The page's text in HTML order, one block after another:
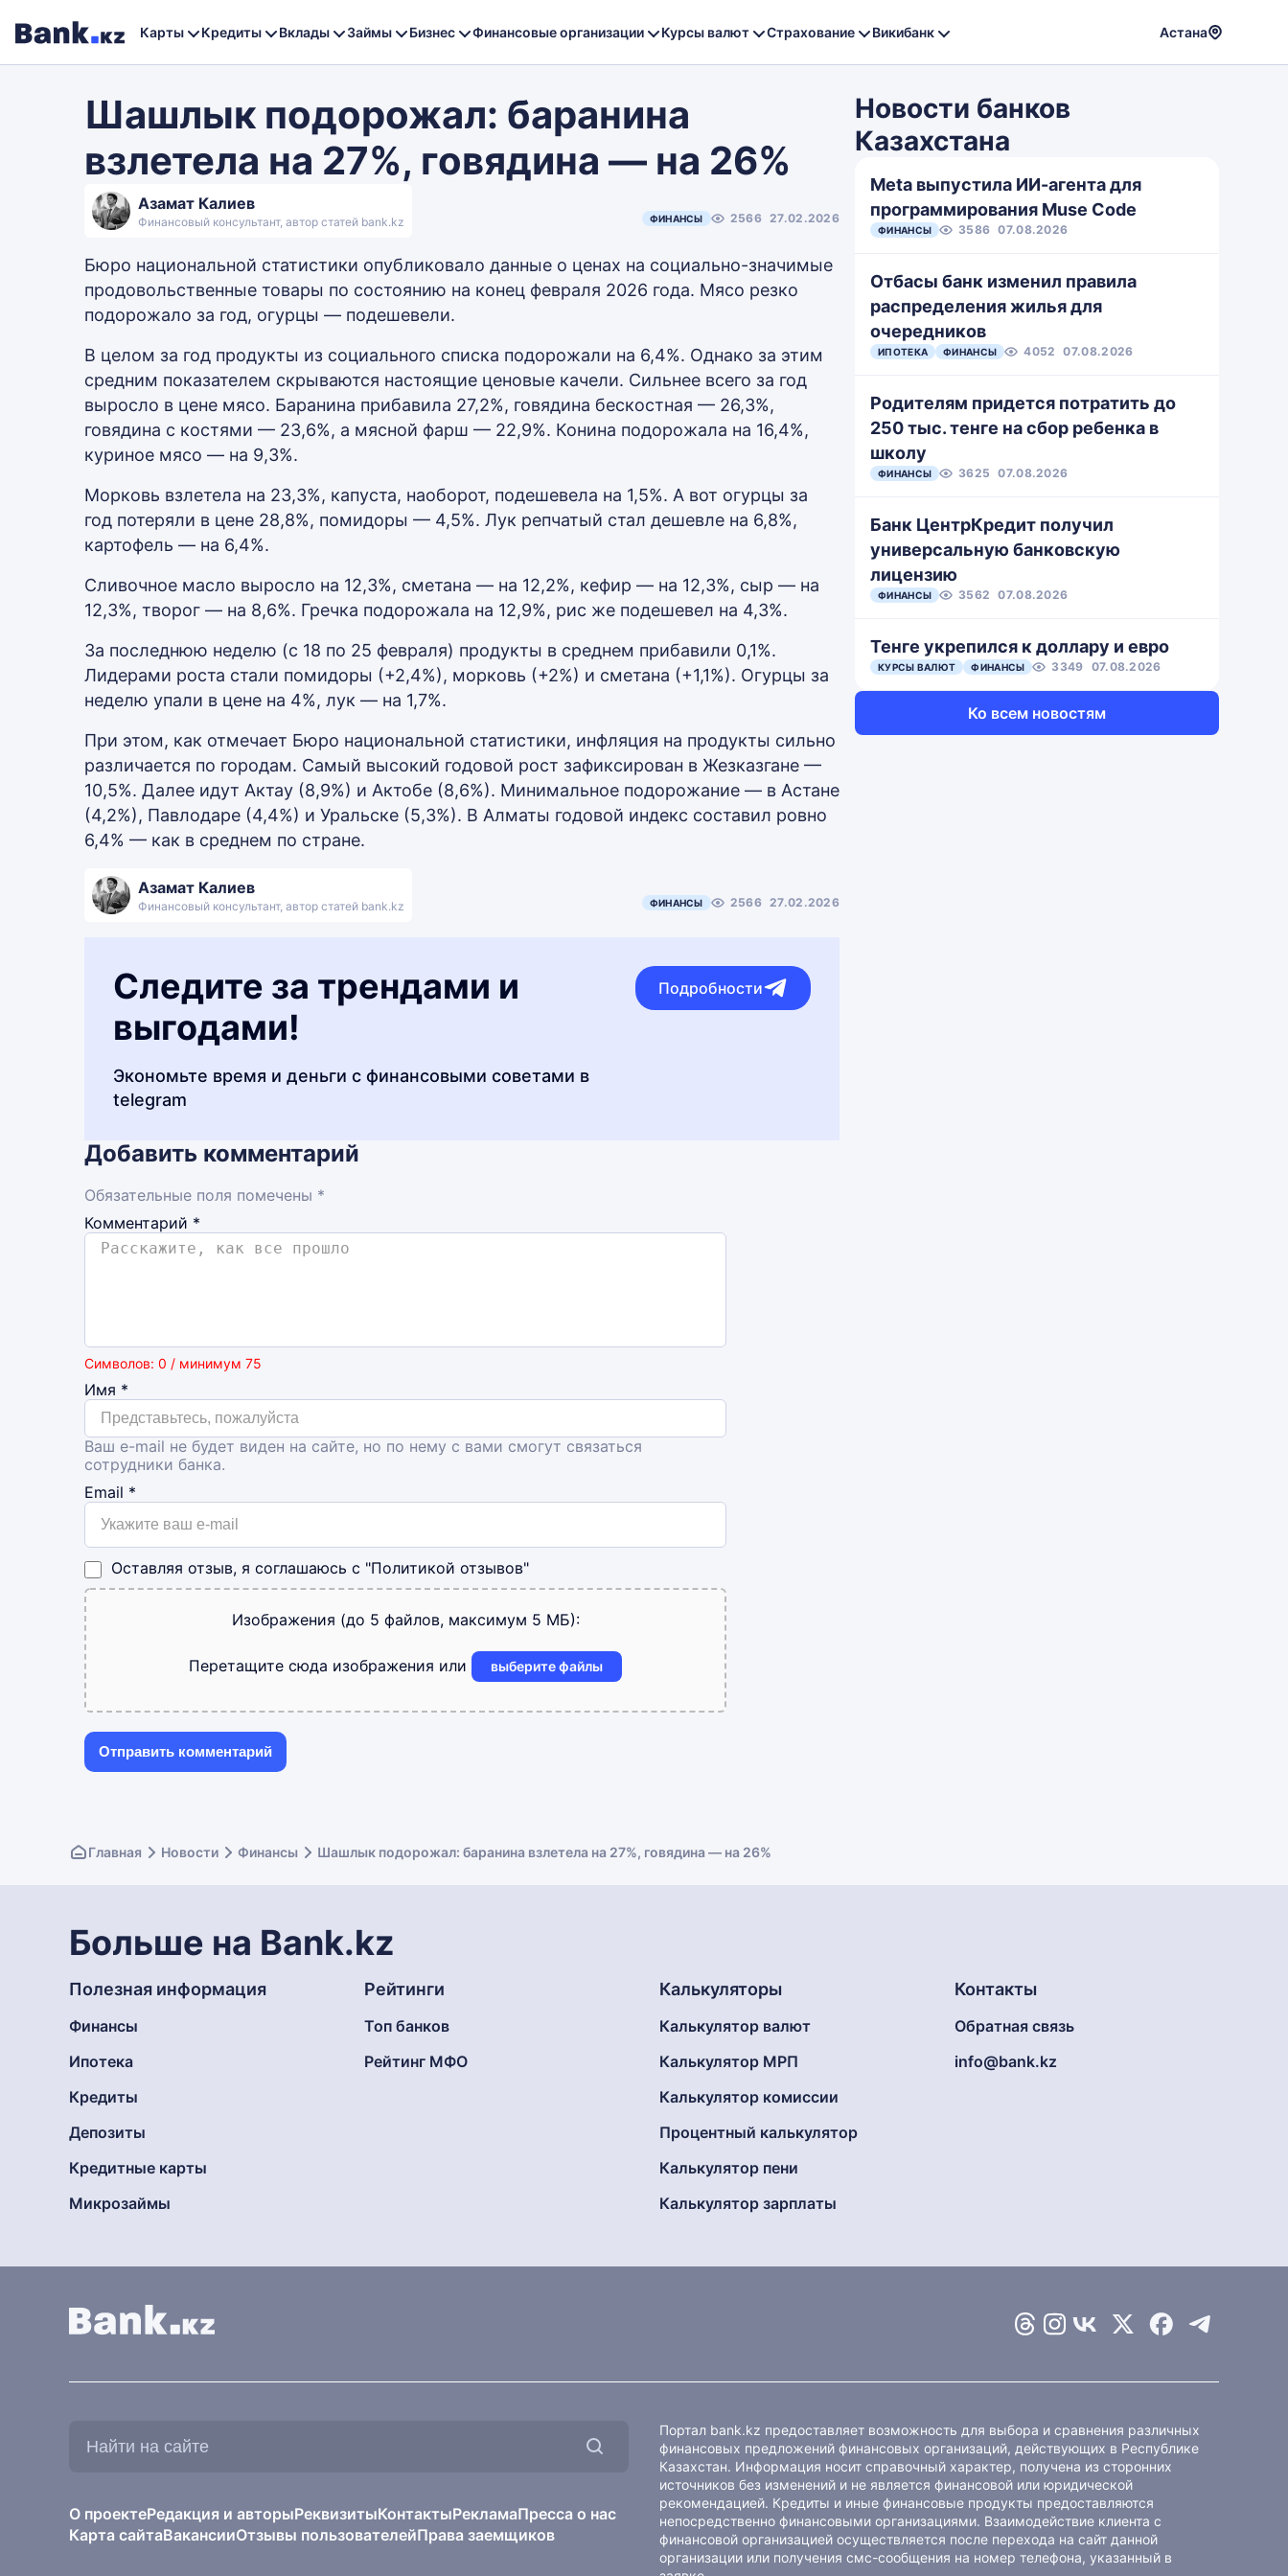
Карты Кредиты Вклады Займы Бизнес Финансовые организации Курсы валют Страхование Викибанк Астана
Шашлык подорожал: баранина
взлетела на 27%, говядина — на 26%
Азамат Калиев
Финансовый консультант, автор статей bank.kz ФИНАНСЫ 2566 27.02.2026
Бюро национальной статистики опубликовало данные о ценах на социально-значимые
продовольственные товары по состоянию на конец февраля 2026 года. Мясо резко
подорожало за год, огурцы — подешевели.
В целом за год продукты из социального списка подорожали на 6,4%. Однако за этим
средним показателем скрываются настоящие ценовые качели. Сильнее всего за год
выросло в цене мясо. Баранина прибавила 27,2%, говядина бескостная — 26,3%,
говядина с костями — 23,6%, а мясной фарш — 22,9%. Конина подорожала на 16,4%,
куриное мясо — на 9,3%.
Морковь взлетела на 23,3%, капуста, наоборот, подешевела на 1,5%. А вот огурцы за
год потеряли в цене 28,8%, помидоры — 4,5%. Лук репчатый стал дешевле на 6,8%,
картофель — на 6,4%.
Сливочное масло выросло на 12,3%, сметана — на 12,2%, кефир — на 12,3%, сыр — на
12,3%, творог — на 8,6%. Гречка подорожала на 12,9%, рис же подешевел на 4,3%.
За последнюю неделю (с 18 по 25 февраля) продукты в среднем прибавили 0,1%.
Лидерами роста стали помидоры (+2,4%), морковь (+2%) и сметана (+1,1%). Огурцы за
неделю упали в цене на 4%, лук — на 1,7%.
При этом, как отмечает Бюро национальной статистики, инфляция на продукты сильно
различается по городам. Самый высокий годовой рост зафиксирован в Жезказгане —
10,5%. Далее идут Актау (8,9%) и Актобе (8,6%). Минимальное подорожание — в Астане
(4,2%), Павлодаре (4,4%) и Уральске (5,3%). В Алматы годовой индекс составил ровно
6,4% — как в среднем по стране.
Азамат Калиев
Финансовый консультант, автор статей bank.kz ФИНАНСЫ 2566 27.02.2026
Следите за трендами и
выгодами!
Экономьте время и деньги с финансовыми советами в
telegram
Подробности
Добавить комментарий
Обязательные поля помечены *
Комментарий *
Символов: 0 / минимум 75
Имя *
Ваш e-mail не будет виден на сайте, но по нему с вами смогут связаться
сотрудники банка.
Email *
Оставляя отзыв, я соглашаюсь с "Политикой отзывов"
Изображения (до 5 файлов, максимум 5 МБ):
Перетащите сюда изображения или выберите файлы
Новости банков
Казахстана
Meta выпустила ИИ-агента для
программирования Muse Code
ФИНАНСЫ 3586 07.08.2026
Отбасы банк изменил правила
распределения жилья для
очередников
ИПОТЕКА ФИНАНСЫ 4052 07.08.2026
Родителям придется потратить до
250 тыс. тенге на сбор ребенка в
школу
ФИНАНСЫ 3625 07.08.2026
Банк ЦентрКредит получил
универсальную банковскую
лицензию
ФИНАНСЫ 3562 07.08.2026
Тенге укрепился к доллару и евро
КУРСЫ ВАЛЮТ ФИНАНСЫ 3349 07.08.2026
Ко всем новостям
Главная Новости Финансы Шашлык подорожал: баранина взлетела на 27%, говядина — на 26%
Больше на Bank.kz
Полезная информация
Финансы
Ипотека
Кредиты
Депозиты
Кредитные карты
Микрозаймы
Рейтинги
Топ банков
Рейтинг МФО
Калькуляторы
Калькулятор валют
Калькулятор МРП
Калькулятор комиссии
Процентный калькулятор
Калькулятор пени
Калькулятор зарплаты
Контакты
Обратная связь
info@bank.kz
О проектеРедакция и авторыРеквизитыКонтактыРекламаПресса о нас
Карта сайтаВакансииОтзывы пользователейПрава заемщиков
Портал bank.kz предоставляет возможность для выбора и сравнения различных
финансовых предложений финансовых организаций, действующих в Республике
Казахстан. Информация носит справочный характер, получена из сторонних
источников без изменений и не является финансовой или юридической
рекомендацией. Кредиты и иные финансовые продукты предоставляются
непосредственно финансовыми организациями. Взаимодействие клиента с
финансовой организацией осуществляется после перехода на сайт данной
организации или получения смс-сообщения на номер телефона, указанный в